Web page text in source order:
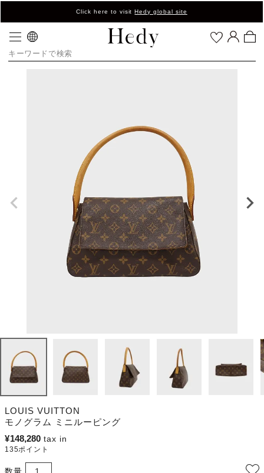
Click here to visitHedy global site
LOUIS VUITTON
モノグラム ミニルーピング
¥148,280
135ポイント